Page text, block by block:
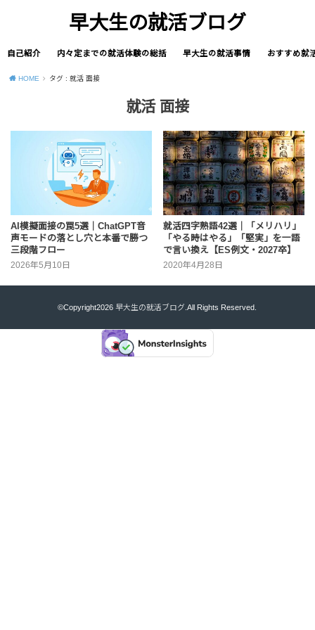
早大生の就活ブログ
自己紹介 内々定までの就活体験の総括 早大生の就活事情 おすすめ就
HOME タグ : 就活 面接
就活 面接
AI模擬面接の罠5選｜ChatGPT音
声モードの落とし穴と本番で勝つ
三段階フロー
2026年5月10日
就活四字熟語42選｜「メリハリ」
「やる時はやる」「堅実」を一語
で言い換え【ES例文・2027卒】
2020年4月28日
©Copyright2026早大生の就活ブログ .All Rights Reserved.